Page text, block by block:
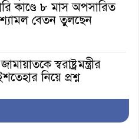
কাণ্ডে ৮ মাস অপসারিত
বেতন তুলছেন
স্বরাষ্ট্রমন্ত্রীর
নিয়ে প্রশ্ন